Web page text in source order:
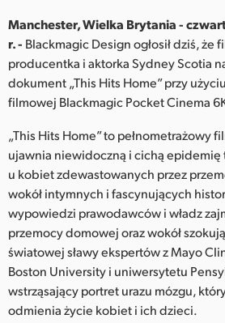
India
Italy
Korea
Mexico
Malaysia
Netherlands
New Zealand
Manchester, Wielka Brytania -
r. - Blackmagic Design ogłosił dziś, że
producentka i aktorka Sydney Scotia
dokument „This Hits Home” przy
filmowej Blackmagic Pocket Cinema
„This Hits Home” to pełnometrażowy
ujawnia niewidoczną i cichą epidemię
u kobiet zdewastowanych przez
wokół intymnych i fascynujących
wypowiedzi prawodawców i władz
przemocy domowej oraz wokół
światowej sławy ekspertów z Mayo
Boston University i uniwersytetu
wstrząsający portret urazu mózgu,
odmienia życie kobiet i ich dzieci.